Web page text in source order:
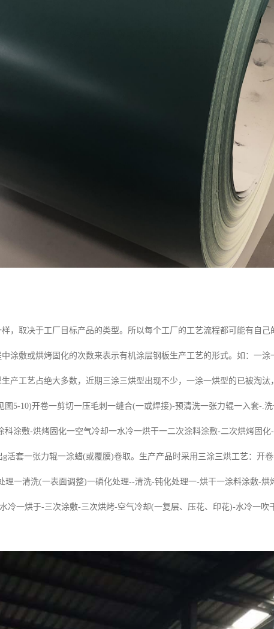
，取决于工厂目标产品的类型。所以每个工厂的工艺流程都可能有自己
涂敷或烘烤固化的次数来表示有机涂层钢板生产工艺的形式。如：一涂
产工艺占绝大多数，近期三涂三烘型出现不少，一涂一烘型的已被淘汰
5-10)开卷一剪切一压毛刺一缝合(一或焊接)-预清洗一张力辊一入套-.
涂敷-烘烤固化一空气冷却一水冷一烘干一二次涂料涂敷-二次烘烤固
活套一张力辊一涂蜡(或覆膜)卷取。生产产品时采用三涂三烘工艺：开
一清洗(一表面调整)一磷化处理--清洗-钝化处理一-烘干一涂料涂敷-烘
冷一烘于-三次涂敷-三次烘烤-空气冷却(一复层、压花、印花)-水冷一吹